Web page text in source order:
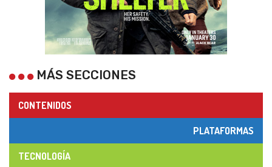
MÁS SECCIONES
CONTENIDOS
PLATAFORMAS
TECNOLOGÍA